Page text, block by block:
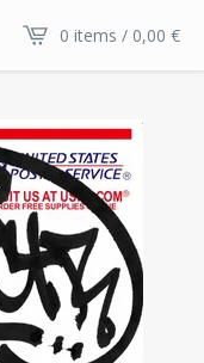
0 items / 0,00 €